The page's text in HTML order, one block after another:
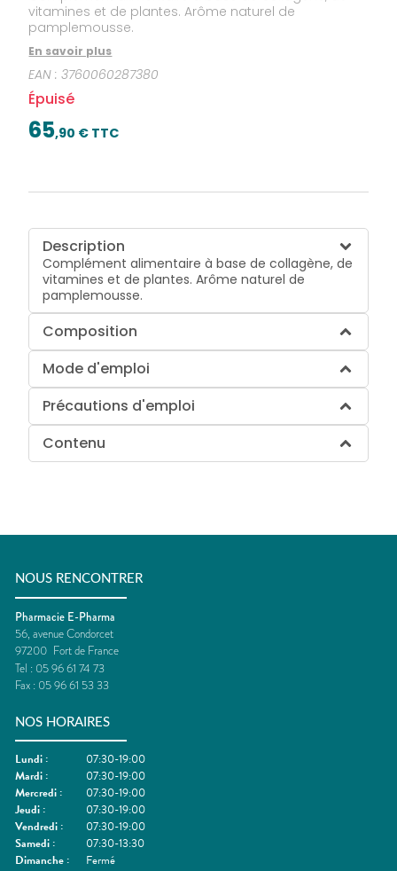
vitamines et de plantes. Arôme naturel de
pamplemousse.
En savoir plus
EAN :3760060287380
Épuisé
65,90 € TTC
Description
Complément alimentaire à base de collagène, de
vitamines et de plantes. Arôme naturel de
pamplemousse.
Composition
Mode d'emploi
Précautions d'emploi
Contenu
NOUS RENCONTRER
Pharmacie E-Pharma
56, avenue Condorcet
97200 Fort de France
Tel : 05 96 61 74 73
Fax : 05 96 61 53 33
NOS HORAIRES
Lundi :
07:30-19:00
Mardi :
07:30-19:00
Mercredi :
07:30-19:00
Jeudi :
07:30-19:00
Vendredi :
07:30-19:00
Samedi :
07:30-13:30
Dimanche : Fermé